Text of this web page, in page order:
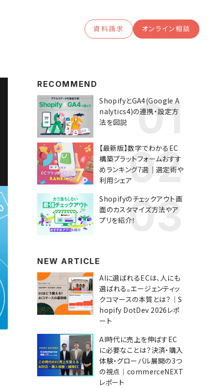
資料請求 オンライン相談
RECOMMEND
ShopifyとGA4(Google A
nalytics4)の連携・設定方
法を図説
【最新版】数字でわかるEC
構築プラットフォームおすす
めランキング7選｜選定術や
利用シェア
Shopifyのチェックアウト画
面のカスタマイズ方法やア
プリを紹介！
NEW ARTICLE
AIに選ばれるECは、人にも
選ばれる。エージェンティッ
クコマースの本質とは？｜S
hopify DotDev 2026レポ
ート
AI時代に売上を伸ばすEC
に必要なことは？決済・購入
体験・グローバル展開の3つ
の視点｜commerceNEXT
レポート